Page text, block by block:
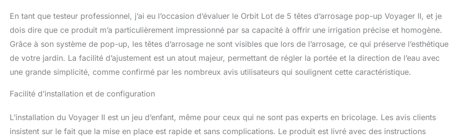
En tant que testeur professionnel, j’ai eu l’occasion d’évaluer le Orbit Lot de 5 têtes d’arrosage pop-up Voyager II, et je
dois dire que ce produit m’a particulièrement impressionné par sa capacité à offrir une irrigation précise et homogène.
Grâce à son système de pop-up, les têtes d’arrosage ne sont visibles que lors de l’arrosage, ce qui préserve l’esthétique
de votre jardin. La facilité d’ajustement est un atout majeur, permettant de régler la portée et la direction de l’eau avec
une grande simplicité, comme confirmé par les nombreux avis utilisateurs qui soulignent cette caractéristique.
Facilité d’installation et de configuration
L’installation du Voyager II est un jeu d’enfant, même pour ceux qui ne sont pas experts en bricolage. Les avis clients
insistent sur le fait que la mise en place est rapide et sans complications. Le produit est livré avec des instructions